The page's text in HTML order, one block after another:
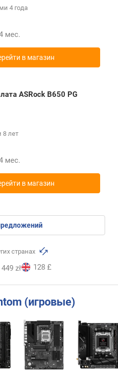
4 года
мес.
в магазин
ASRock B650 PG
8 лет
мес.
в магазин
странах
449 zł 128 £
(игровые)